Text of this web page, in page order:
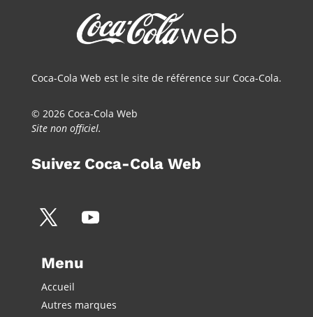
Coca-Cola Web est le site de référence sur Coca-Cola.
© 2026 Coca-Cola Web
Site non officiel.
Suivez Coca-Cola Web
Menu
Accueil
Autres marques